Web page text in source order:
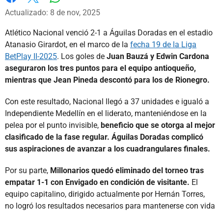
Facebook
X
Actualizado: 8 de nov, 2025
Atlético Nacional venció 2-1 a Águilas Doradas en el estadio
Atanasio Girardot, en el marco de la fecha 19 de la Liga
BetPlay II-2025. Los goles de Juan Bauzá y Edwin Cardona
aseguraron los tres puntos para el equipo antioqueño,
mientras que Jean Pineda descontó para los de Rionegro.
Con este resultado, Nacional llegó a 37 unidades e igualó a
Independiente Medellín en el liderato, manteniéndose en la
pelea por el punto invisible, beneficio que se otorga al mejor
clasificado de la fase regular. Águilas Doradas complicó
sus aspiraciones de avanzar a los cuadrangulares finales.
Por su parte, Millonarios quedó eliminado del torneo tras
empatar 1-1 con Envigado en condición de visitante. El
equipo capitalino, dirigido actualmente por Hernán Torres,
no logró los resultados necesarios para mantenerse con vida